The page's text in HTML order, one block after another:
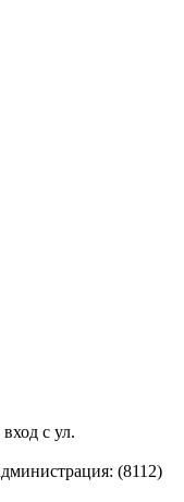
с ул.
(8112)